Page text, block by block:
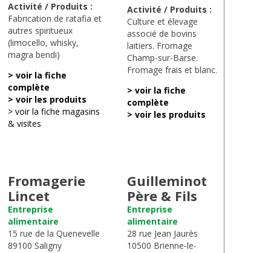
Activité / Produits :
Fabrication de ratafia et
autres spiritueux
(limocello, whisky,
magra bendi)
> voir la fiche
complète
> voir les produits
> voir la fiche magasins
& visites
Activité / Produits :
Culture et élevage
associé de bovins
laitiers. Fromage
Champ-sur-Barse.
Fromage frais et blanc.
> voir la fiche
complète
> voir les produits
Fromagerie
Lincet
Entreprise
alimentaire
15 rue de la Quenevelle
89100 Saligny
Guilleminot
Père & Fils
Entreprise
alimentaire
28 rue Jean Jaurès
10500 Brienne-le-